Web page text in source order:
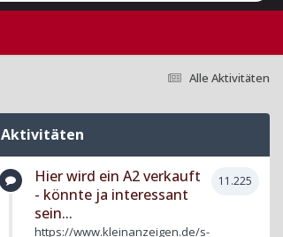
Alle Aktivitäten
Aktivitäten
11.225
Hier wird ein A2 verkauft
- könnte ja interessant
sein...
https://www.kleinanzeigen.de/s-